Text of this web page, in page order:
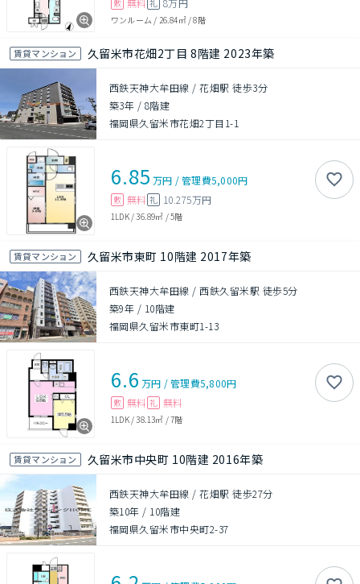
敷 無料 礼 8万円
ワンルーム / 26.84㎡/8階
賃貸マンション 久留米市花畑2丁目 8階建 2023年築
西鉄天神大牟田線 / 花畑駅 徒歩3分
築3年 / 8階建
福岡県久留米市花畑2丁目1-1
6.85 万円 /管理費5,000円
敷 無料 礼 10.275万円
1LDK/36.89㎡ /5階
賃貸マンション 久留米市東町 10階建 2017年築
西鉄天神大牟田線 / 西鉄久留米駅 徒歩5分
築9年 / 10階建
福岡県久留米市東町1-13
6.6 万円 /管理費5,800円
敷 無料 礼 無料
1LDK/38.13㎡ /7階
賃貸マンション 久留米市中央町 10階建 2016年築
西鉄天神大牟田線 / 花畑駅 徒歩27分
築10年 / 10階建
福岡県久留米市中央町2-37